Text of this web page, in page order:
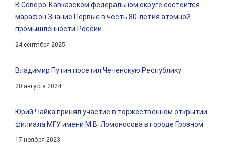
В Северо-Кавказском федеральном округе состоится
марафон Знание.Первые в честь 80-летия атомной
промышленности России
24 сентября 2025
Владимир Путин посетил Чеченскую Республику
20 августа 2024
Юрий Чайка принял участие в торжественном открытии
филиала МГУ имени М.В. Ломоносова в городе Грозном
17 ноября 2023